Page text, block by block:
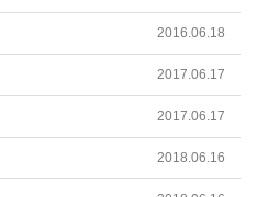
2016.06.18
2017.06.17
2017.06.17
2018.06.16